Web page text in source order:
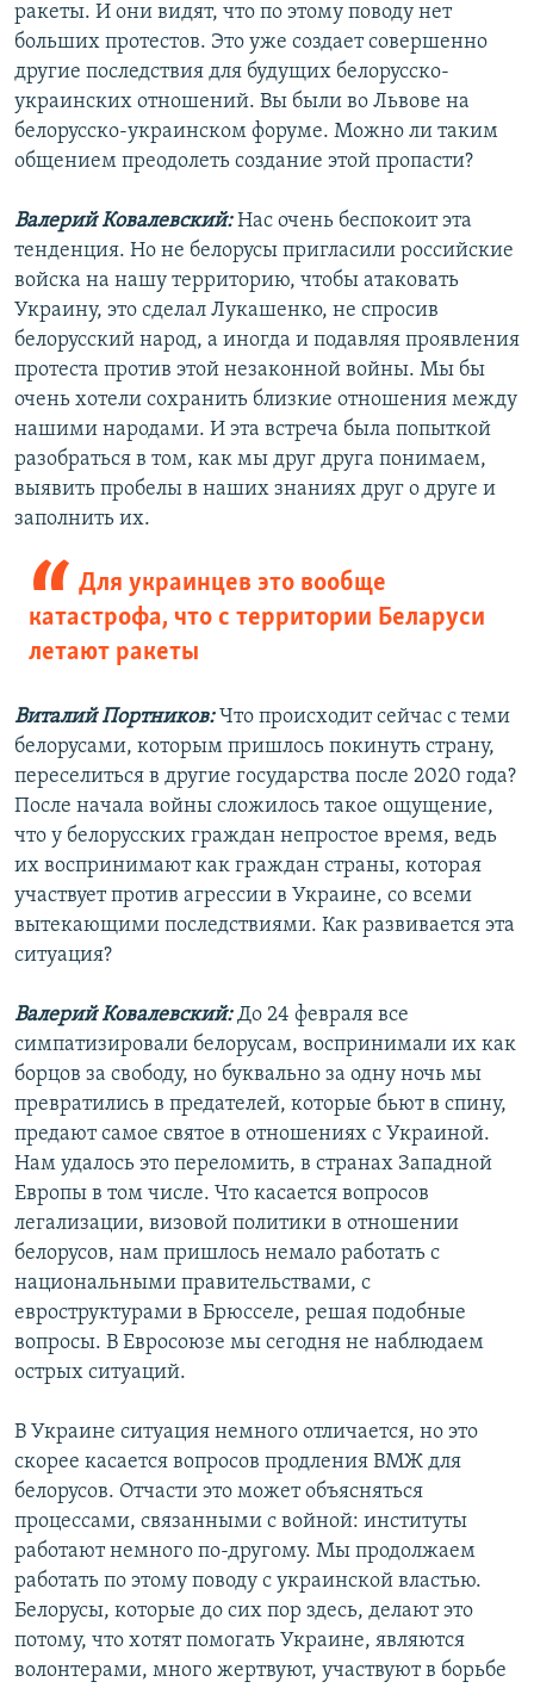
ракеты. И они видят, что по этому поводу нет
больших протестов. Это уже создает совершенно
другие последствия для будущих белорусско-
украинских отношений. Вы были во Львове на
белорусско-украинском форуме. Можно ли таким
общением преодолеть создание этой пропасти?
Валерий Ковалевский:Нас очень беспокоит эта
тенденция. Но не белорусы пригласили российские
войска на нашу территорию, чтобы атаковать
Украину, это сделал Лукашенко, не спросив
белорусский народ, а иногда и подавляя проявления
протеста против этой незаконной войны. Мы бы
очень хотели сохранить близкие отношения между
нашими народами. И эта встреча была попыткой
разобраться в том, как мы друг друга понимаем,
выявить пробелы в наших знаниях друг о друге и
заполнить их.
Для украинцев это вообще
катастрофа, что с территории Беларуси
летают ракеты
Виталий Портников:Что происходит сейчас с теми
белорусами, которым пришлось покинуть страну,
переселиться в другие государства после 2020 года?
После начала войны сложилось такое ощущение,
что у белорусских граждан непростое время, ведь
их воспринимают как граждан страны, которая
участвует против агрессии в Украине, со всеми
вытекающими последствиями. Как развивается эта
ситуация?
Валерий Ковалевский:До 24 февраля все
симпатизировали белорусам, воспринимали их как
борцов за свободу, но буквально за одну ночь мы
превратились в предателей, которые бьют в спину,
предают самое святое в отношениях с Украиной.
Нам удалось это переломить, в странах Западной
Европы в том числе. Что касается вопросов
легализации, визовой политики в отношении
белорусов, нам пришлось немало работать с
национальными правительствами, с
евроструктурами в Брюсселе, решая подобные
вопросы. В Евросоюзе мы сегодня не наблюдаем
острых ситуаций.
В Украине ситуация немного отличается, но это
скорее касается вопросов продления ВМЖ для
белорусов. Отчасти это может объясняться
процессами, связанными с войной: институты
работают немного по-другому. Мы продолжаем
работать по этому поводу с украинской властью.
Белорусы, которые до сих пор здесь, делают это
потому, что хотят помогать Украине, являются
волонтерами, много жертвуют, участвуют в борьбе